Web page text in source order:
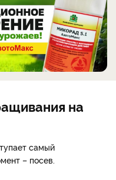
на
самый
– посев.